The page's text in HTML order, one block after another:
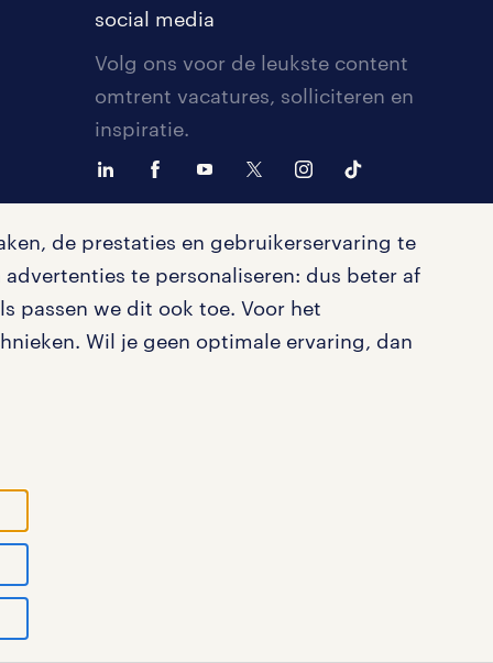
de prestaties en gebruikerservaring te
te personaliseren: dus beter af
passen we dit ook toe. Voor het
Wil je geen optimale ervaring, dan
social media
Volg ons voor de leukste content
omtrent vacatures, solliciteren en
inspiratie.
N.V.